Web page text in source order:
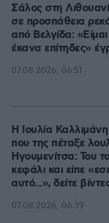
Σάλος στη
σε προσπάθεια
από Βελγίδα:
έκανα επίτηδες»
07.08.2026, 06:51
Η Ιουλία
που της πέταξε
Ηγουμενίτσα: Του
κεφάλι και είπε
αυτό...», δείτε
07.08.2026, 06:39